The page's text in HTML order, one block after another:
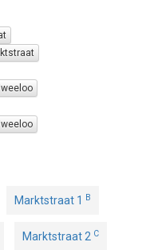
Marktstraat 1 B
Marktstraat 2 C